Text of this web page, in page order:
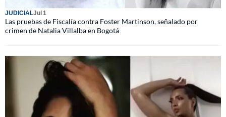
JUDICIALJul 1
Las pruebas de Fiscalía contra Foster Martinson, señalado por
crimen de Natalia Villalba en Bogotá